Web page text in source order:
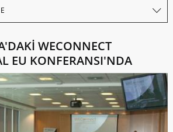
WECONNECT
EU KONFERANSI'NDA